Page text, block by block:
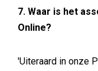
7. Waar is het
Online?
'Uiteraard in onze